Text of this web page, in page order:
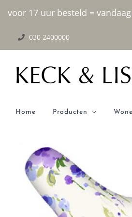
voor 17 uur besteld =
inhoud
030 2400000
Home Producten